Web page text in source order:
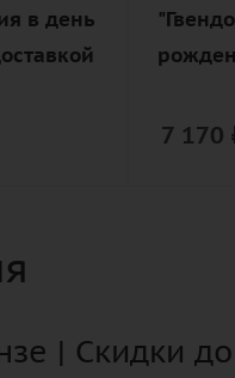
в день
лента,
7 170
| Скидки